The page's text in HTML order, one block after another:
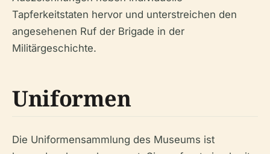
Tapferkeitstaten hervor und unterstreichen den
angesehenen Ruf der Brigade in der
Militärgeschichte.
Uniformen
Die Uniformensammlung des Museums ist